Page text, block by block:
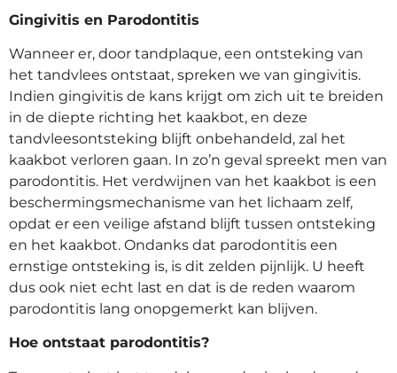
Gingivitis en Parodontitis
Wanneer er, door tandplaque, een ontsteking van
het tandvlees ontstaat, spreken we van gingivitis.
Indien gingivitis de kans krijgt om zich uit te breiden
in de diepte richting het kaakbot, en deze
tandvleesontsteking blijft onbehandeld, zal het
kaakbot verloren gaan. In zo’n geval spreekt men van
parodontitis. Het verdwijnen van het kaakbot is een
beschermingsmechanisme van het lichaam zelf,
opdat er een veilige afstand blijft tussen ontsteking
en het kaakbot. Ondanks dat parodontitis een
ernstige ontsteking is, is dit zelden pijnlijk. U heeft
dus ook niet echt last en dat is de reden waarom
parodontitis lang onopgemerkt kan blijven.
Hoe ontstaat parodontitis?